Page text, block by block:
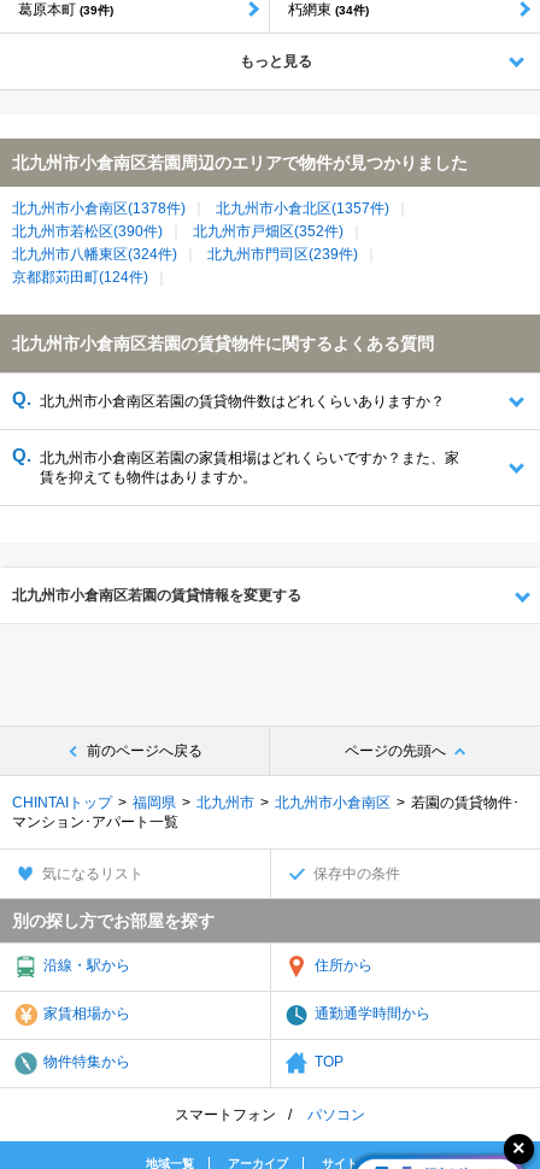
葛原本町 (39件) 朽網東 (34件)
もっと見る
北九州市小倉南区若園周辺のエリアで物件が見つかりました
北九州市小倉南区(1378件)
北九州市小倉北区(1357件)
北九州市若松区(390件)
北九州市戸畑区(352件)
北九州市八幡東区(324件)
北九州市門司区(239件)
京都郡苅田町(124件)
北九州市小倉南区若園の賃貸物件に関するよくある質問
北九州市小倉南区若園の賃貸物件数はどれくらいありますか？
北九州市小倉南区若園の家賃相場はどれくらいですか？また、家
賃を抑えても物件はありますか。
北九州市小倉南区若園の賃貸情報を変更する
前のページへ戻る ページの先頭へ
CHINTAIトップ 福岡県 北九州市 北九州市小倉南区
若園の賃貸物件･
マンション･アパート一覧
気になるリスト 保存中の条件
別の探し方でお部屋を探す
沿線・駅から 住所から
家賃相場から 通勤通学時間から
物件特集から TOP
スマートフォン パソコン
地域一覧 アーカイブ サイトマップ